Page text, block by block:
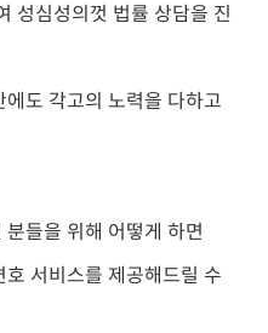
성심성의껏 법률 상담을 진
도 각고의 노력을 다하고
들을 위해 어떻게 하면
서비스를 제공해드릴 수